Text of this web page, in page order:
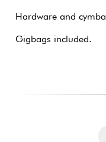
Hardware and
Gigbags included.